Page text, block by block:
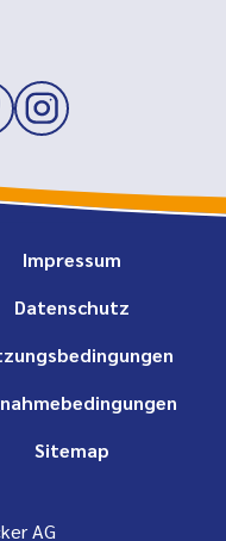
Impressum
Datenschutz
Sitemap
AG